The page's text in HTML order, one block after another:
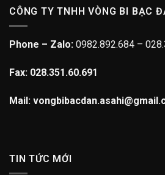
CÔNG TY TNHH VÒNG BI BẠC
Phone – Zalo: 0982.892.684 –
Fax: 028.351.60.691
Mail:
TIN TỨC MỚI